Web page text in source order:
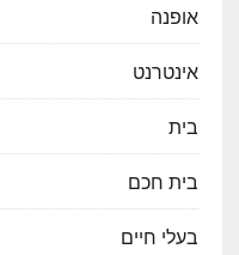
אופנה
אינטרנט
בית
בית חכם
בעלי חיים